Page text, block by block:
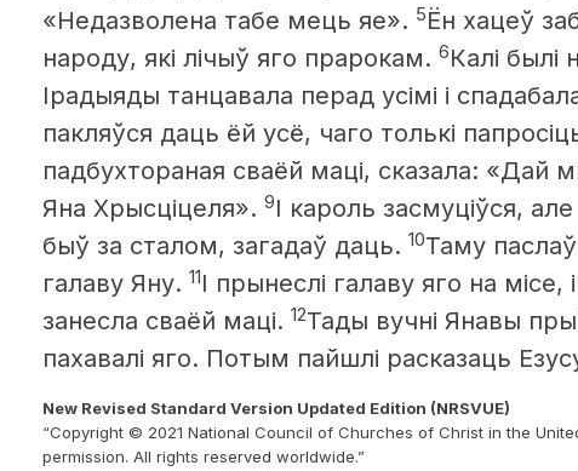
«Недазволена табе мець яе». 5Ён хацеў
народу, які лічыў яго прарокам. 6Калі былі
Ірадыяды танцавала перад усімі і
пакляўся даць ёй усё, чаго толькі
падбухтораная сваёй маці, сказала: «Дай
Яна Хрысціцеля». 9І кароль засмуціўся,
быў за сталом, загадаў даць. 10Таму
галаву Яну. 11І прынеслі галаву яго на місе,
занесла сваёй маці. 12Тады вучні Янавы
пахавалі яго. Потым пайшлі расказаць
New Revised Standard Version Updated Edition (NRSVUE)
“Copyright © 2021 National Council of Churches of Christ in the
permission. All rights reserved worldwide.”